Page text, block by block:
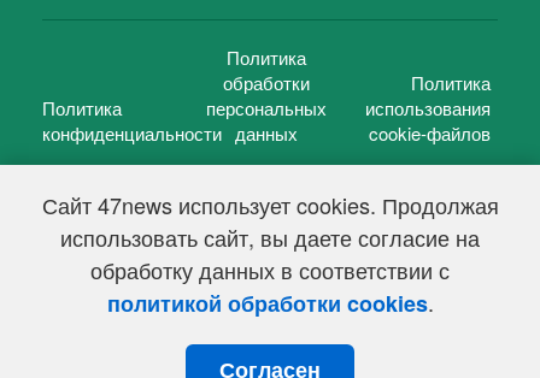
Сайт 47news использует cookies. Продолжая
использовать сайт, вы даете согласие на
обработку данных в соответствии с
политикой обработки cookies.
Согласен
Политика
конфиденциальности
Политика
обработки
персональных
данных
Политика
использования
cookie-файлов
47 новостей (47 news)2005 — 2026 г.
Свидетельство о регистрации СМИ Эл № ФС 77-39848, выдано
Федеральной службой по надзору в сфере связи,
информационных технологий и массовых коммуникаций